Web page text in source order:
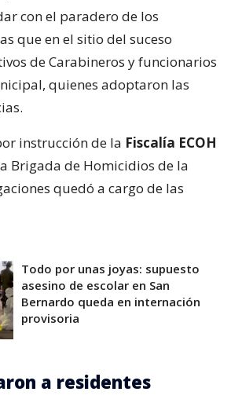
con el paradero de los
que en el sitio del suceso
de Carabineros y funcionarios
quienes adoptaron las
instrucción de la Fiscalía ECOH
Brigada de Homicidios de la
quedó a cargo de las
Todo por unas joyas: supuesto
asesino de escolar en San
Bernardo queda en internación
provisoria
a residentes